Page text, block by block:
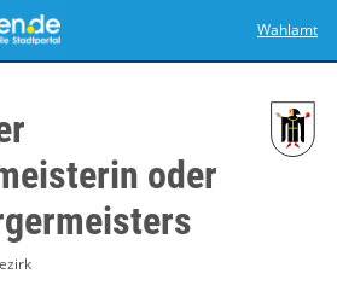
Wahlamt
oder